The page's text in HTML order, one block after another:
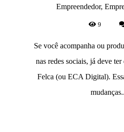
Empreendedor,
9
Se você acompanha ou
nas redes sociais, já deve
Felca (ou ECA Digital).